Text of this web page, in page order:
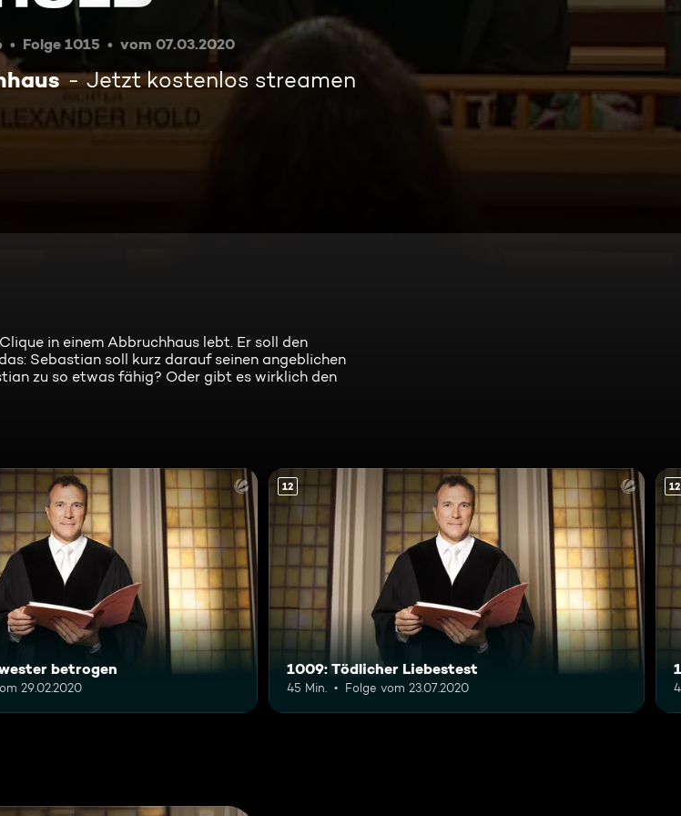
Folge 1015 vom 07.03.2020
Jetzt kostenlos streamen
in einem Abbruchhaus lebt. Er soll den
Sebastian soll kurz darauf seinen angeblichen
zu so etwas fähig? Oder gibt es wirklich den
betrogen
29.02.2020
12
1009: Tödlicher Liebestest
45 Min. Folge vom 23.07.2020
12